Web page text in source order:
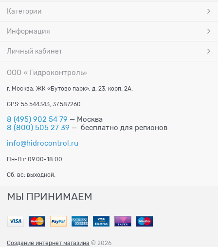
Категории
Информация
Личный кабинет
ООО « Гидроконтроль»
г. Москва, ЖК «Бутово парк», д. 23, корп. 2А.
GPS: 55.544343, 37.587260
8 (495) 902 54 79 — Москва
8 (800) 505 27 39 — бесплатно для регионов
info@hidrocontrol.ru
Пн-Пт: 09.00-18.00.
Сб, вс: выходной.
МЫ ПРИНИМАЕМ
Создание интернет магазина © 2026